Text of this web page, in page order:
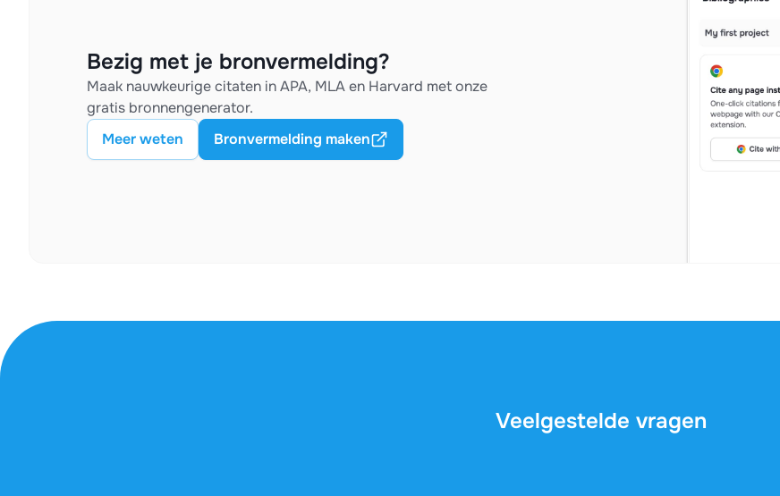
Bezig met je bronvermelding?
Maak nauwkeurige citaten in APA, MLA en Harvard met onze
gratis bronnengenerator.
Meer weten
Bronvermelding maken
Veelgestelde vragen